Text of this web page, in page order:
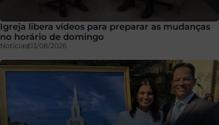
Igreja libera vídeos para preparar as mudanças
no horário de domingo
Notícias03/08/2026